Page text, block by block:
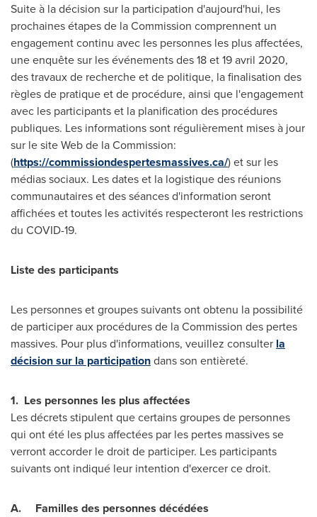
Suite à la décision sur la participation d'aujourd'hui, les
prochaines étapes de la Commission comprennent un
engagement continu avec les personnes les plus affectées,
une enquête sur les événements des 18 et 19 avril 2020,
des travaux de recherche et de politique, la finalisation des
règles de pratique et de procédure, ainsi que l'engagement
avec les participants et la planification des procédures
publiques. Les informations sont régulièrement mises à jour
sur le site Web de la Commission:
(https://commissiondespertesmassives.ca/) et sur les
médias sociaux. Les dates et la logistique des réunions
communautaires et des séances d'information seront
affichées et toutes les activités respecteront les restrictions
du COVID-19.
Liste des participants
Les personnes et groupes suivants ont obtenu la possibilité
de participer aux procédures de la Commission des pertes
massives. Pour plus d'informations, veuillez consulter la
décision sur la participationdans son entièreté.
1. Les personnes les plus affectées
Les décrets stipulent que certains groupes de personnes
qui ont été les plus affectées par les pertes massives se
verront accorder le droit de participer. Les participants
suivants ont indiqué leur intention d'exercer ce droit.
A. Familles des personnes décédées